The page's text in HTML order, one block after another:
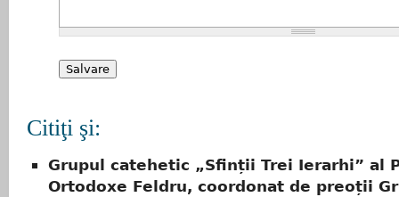
Citiţi şi:
Grupul catehetic „Sfinții Trei Ierarhi” al
Ortodoxe Feldru, coordonat de preoții